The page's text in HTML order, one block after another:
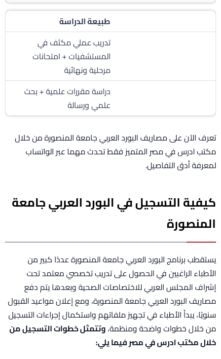
طبيعة الدراسة
تدريب عملي مكثف في
المستشفيات + امتحانات
مرحلية ونهائية
دراسة مقررات علمية + بحث
علمي ورسالة
تعرف الآن على مصاريف البورد العربي جامعة المنصورة من خلال
مكتب ادرس في مصر المتميز فقط تحدث مهما عبر الواتساب
لمعرفة أدق التفاصيل.
كيفية التسجيل في البورد العربي جامعة
المنصورة
يستقطب برنامج البورد العربي جامعة المنصورة عددًا كبير من
الأطباء الراغبين في الحصول على تدريب تخصصي معتمد تحت
إشراف المجلس العربي للاختصاصات الصحية وبعدها يتم دفع
مصاريف البورد العربي جامعة المنصورة، ومع إعلان مواعيد القبول
سنويًا، يبدأ الأطباء في تجهيز ملفاتهم واستكمال إجراءات التسجيل
من خلال خطوات واضحة ومنظمة،وتتمثل خطوات التسجيل من
خلال مكتب ادرس في مصر فيما يلي: